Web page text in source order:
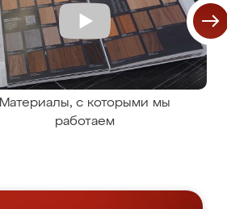
Материалы, с которыми мы
работаем